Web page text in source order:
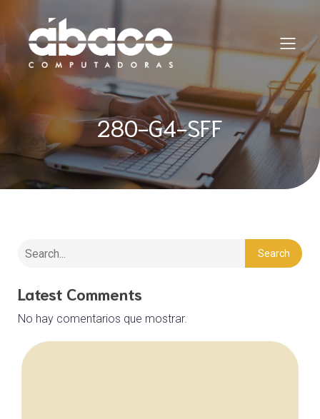
280-G4-SFF
Search
Latest Comments
No hay comentarios que mostrar.